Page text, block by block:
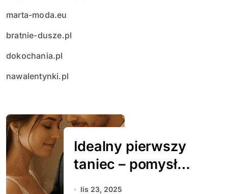
marta-moda.eu
bratnie-dusze.pl
dokochania.pl
nawalentynki.pl
Idealny pierwszy
taniec – pomysły i
inspiracje
lis 23, 2025